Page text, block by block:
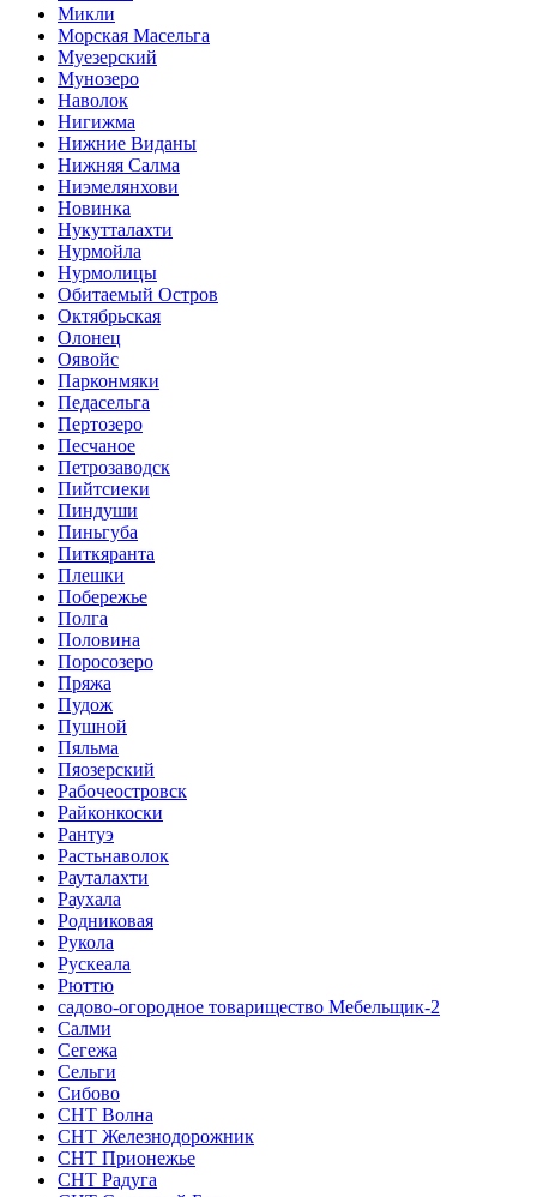
Микли
Морская Масельга
Муезерский
Мунозеро
Наволок
Нигижма
Нижние Виданы
Нижняя Салма
Ниэмелянхови
Новинка
Нукутталахти
Нурмойла
Нурмолицы
Обитаемый Остров
Октябрьская
Олонец
Оявойс
Парконмяки
Педасельга
Пертозеро
Песчаное
Петрозаводск
Пийтсиеки
Пиндуши
Пиньгуба
Питкяранта
Плешки
Побережье
Полга
Половина
Поросозеро
Пряжа
Пудож
Пушной
Пяльма
Пяозерский
Рабочеостровск
Райконкоски
Рантуэ
Растьнаволок
Рауталахти
Раухала
Родниковая
Рукола
Рускеала
Рюттю
садово-огородное товарищество Мебельщик-2
Салми
Сегежа
Сельги
Сибово
СНТ Волна
СНТ Железнодорожник
СНТ Прионежье
СНТ Радуга